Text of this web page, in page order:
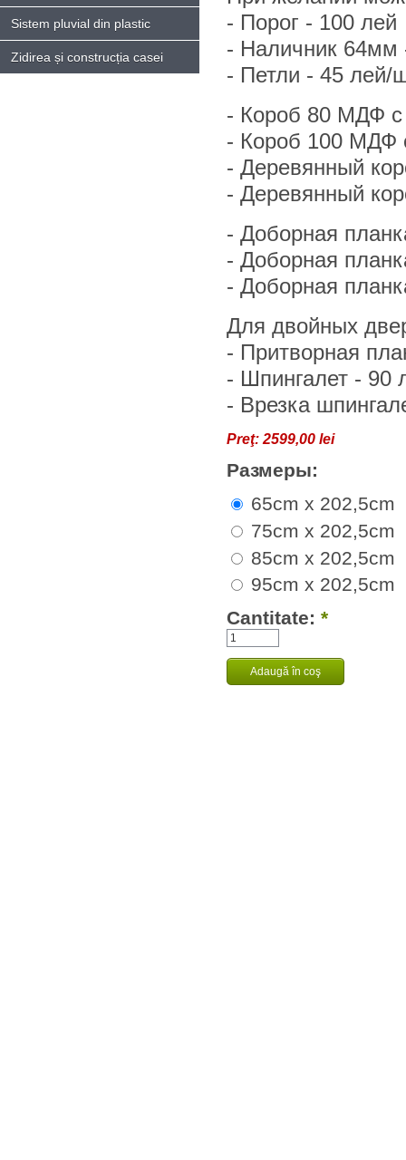
Sistem pluvial din plastic
Zidirea și construcția casei
- Порог - 100 лей
- Hаличник 64мм
- Петли - 45 лей/
- Короб 80 МДФ с
- Короб 100 МДФ
- Деревянный
- Деревянный
- Доборная
- Доборная
- Доборная
Для двойных
- Притворная
- Шпингалет - 90
- Врезка
Preţ: 2599,00 lei
Размеры:
65cm x 202,5cm
75cm x 202,5cm
85cm x 202,5cm
95cm x 202,5cm
Cantitate: *